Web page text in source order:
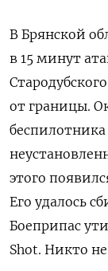
В Брянской
в 15 минут
от границы.
этого
Его удалось
Боеприпас
Shot. Никто